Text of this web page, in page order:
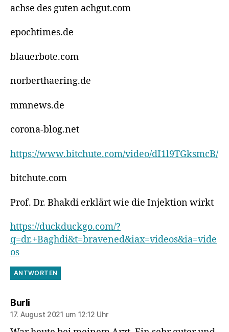
achse des guten achgut.com
epochtimes.de
blauerbote.com
norberthaering.de
mmnews.de
corona-blog.net
https://www.bitchute.com/video/dI1l9TGksmcB/
bitchute.com
Prof. Dr. Bhakdi erklärt wie die Injektion wirkt
https://duckduckgo.com/?
q=dr.+Baghdi&t=bravened&iax=videos&ia=vide
os
ANTWORTEN
Burlisagt:
17. August 2021 um 12:12 Uhr